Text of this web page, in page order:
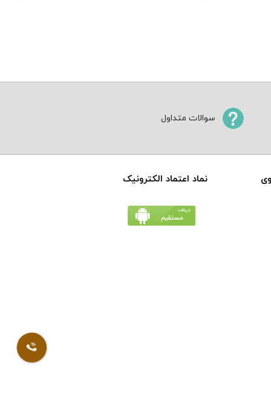
سوالات متداول
نماد اعتماد الکترونیک